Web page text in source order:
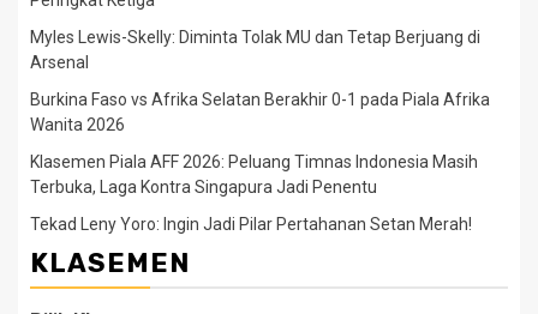
Myles Lewis-Skelly: Diminta Tolak MU dan Tetap Berjuang di
Arsenal
Burkina Faso vs Afrika Selatan Berakhir 0-1 pada Piala Afrika
Wanita 2026
Klasemen Piala AFF 2026: Peluang Timnas Indonesia Masih
Terbuka, Laga Kontra Singapura Jadi Penentu
Tekad Leny Yoro: Ingin Jadi Pilar Pertahanan Setan Merah!
KLASEMEN